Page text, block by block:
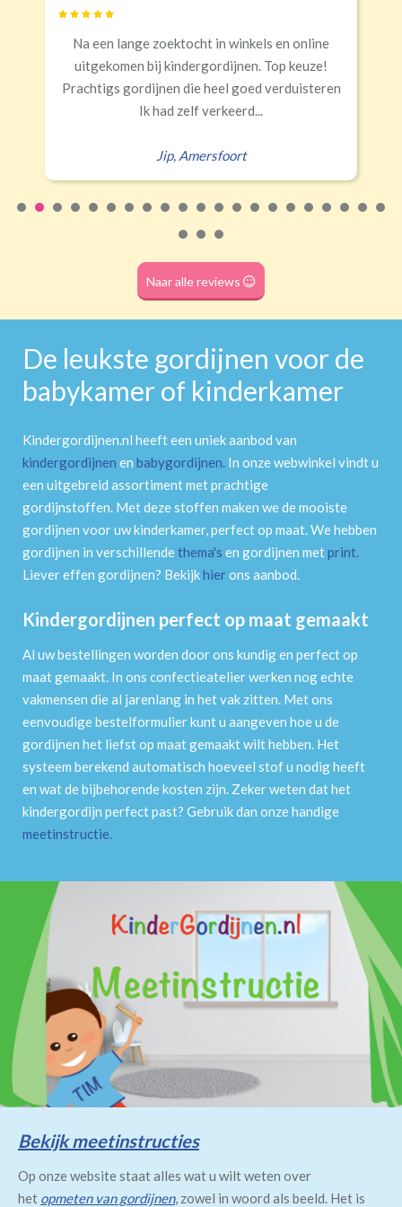
(wave plooi)
Roede
(tunnel)
(dubbele tunnel)
Half verduisterend Volledige verduisterend
€34,95 per stuk
in winkels en online
Top keuze!
heel goed verduisteren
Snelle levering, alles
Naar alle reviews
De leukste gordijnen voor de
babykamer of kinderkamer
Kindergordijnen.nl heeft een uniek aanbod van
kindergordijnen en babygordijnen. In onze webwinkel vindt u
een uitgebreid assortiment met prachtige
gordijnstoffen. Met deze stoffen maken we de mooiste
gordijnen voor uw kinderkamer, perfect op maat. We hebben
gordijnen in verschillendethema's en gordijnen metprint.
Liever effen gordijnen? Bekijkhierons aanbod.
Kindergordijnen perfect op maat gemaakt
Al uw bestellingen worden door ons kundig en perfect op
maat gemaakt. In ons confectieatelier werken nog echte
vakmensen die al jarenlang in het vak zitten. Met ons
eenvoudige bestelformulier kunt u aangeven hoe u de
gordijnen het liefst op maat gemaakt wilt hebben. Het
systeem berekend automatisch hoeveel stof u nodig heeft
en wat de bijbehorende kosten zijn. Zeker weten dat het
kindergordijn perfect past? Gebruik dan onze handige
meetinstructie.
Bekijk meetinstructies
Op onze website staat alles wat u wilt weten over
het opmeten van gordijnen, zowel in woord als beeld. Het is